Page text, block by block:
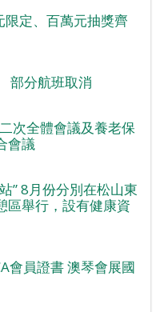
定、百萬元抽獎齊
部分航班取消
次全體會議及養老保
會議
” 8月份分別在松山東
區舉行，設有健康資
會員證書 澳琴會展國